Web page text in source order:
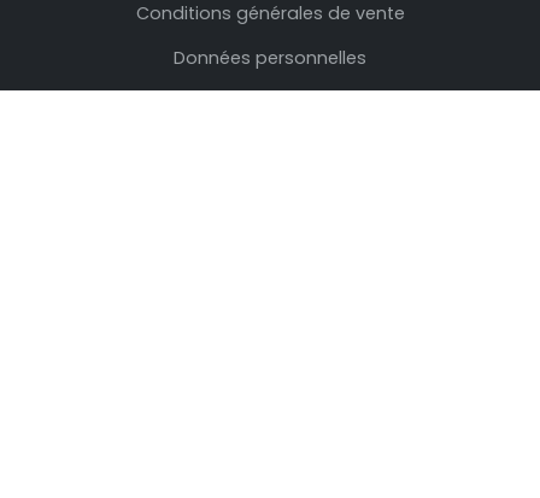
Conditions générales de vente
Données personnelles